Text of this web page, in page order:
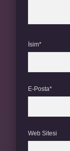
İsim*
E-Posta*
Web Sitesi